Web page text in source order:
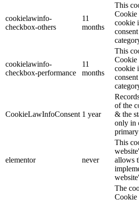
cookielawinfo-
checkbox-others
11
months
This
Cookie
cookie
cookielawinfo-
checkbox-performance
11
months
This
Cookie
cookie
CookieLawInfoConsent 1 year
of the
& the
only in
elementor never
This
allows
The
Cookie